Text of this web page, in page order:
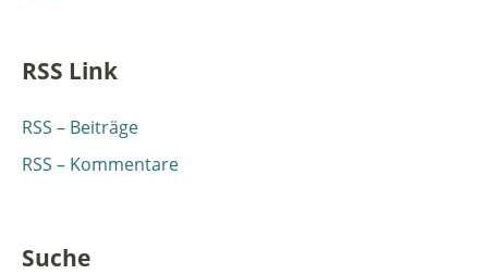
RSS Link
RSS – Beiträge
RSS – Kommentare
Suche